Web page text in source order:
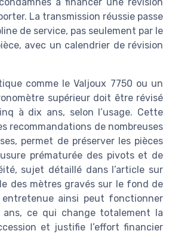
à financer une révision
La transmission réussie passe
de service, pas seulement par le
avec un calendrier de révision
comme le Valjoux 7750 ou un
supérieur doit être révisé
à dix ans, selon l’usage. Cette
recommandations de nombreuses
permet de préserver les pièces
prématurée des pivots et de
sujet détaillé dans l’article sur
des mètres gravés sur le fond de
entretenue ainsi peut fonctionner
ce qui change totalement la
et justifie l’effort financier